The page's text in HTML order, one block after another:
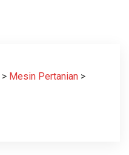
> Mesin Pertanian >